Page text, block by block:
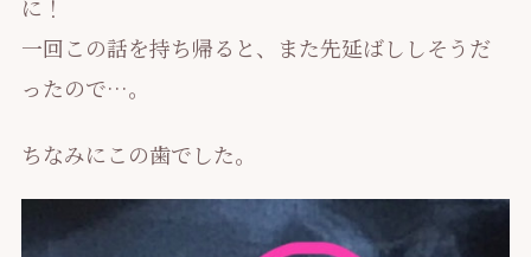
に！
一回この話を持ち帰ると、また先延ばししそうだ
ったので…。
ちなみにこの歯でした。